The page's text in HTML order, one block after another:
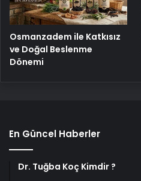
Osmanzadem ile Katkısız
ve Doğal Beslenme
Dönemi
En Güncel Haberler
Dr. Tuğba Koç Kimdir ?